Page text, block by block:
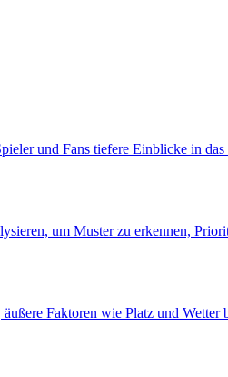
und Fans tiefere Einblicke in das
um Muster zu erkennen,
Faktoren wie Platz und Wetter